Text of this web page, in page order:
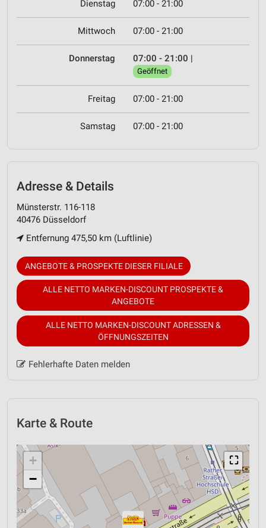
Dienstag 07:00 - 21:00
Mittwoch 07:00 - 21:00
Donnerstag 07:00 - 21:00 |
Geöffnet
Freitag 07:00 - 21:00
Samstag 07:00 - 21:00
Adresse & Details
Münsterstr. 116-118
40476 Düsseldorf
Entfernung 475,50 km (Luftlinie)
ANGEBOTE & PROSPEKTE DIESER FILIALE
ALLE NETTO MARKEN-DISCOUNT PROSPEKTE &
ANGEBOTE
ALLE NETTO MARKEN-DISCOUNT ADRESSEN &
ÖFFNUNGSZEITEN
Fehlerhafte Daten melden
Karte & Route
⛶
+
−